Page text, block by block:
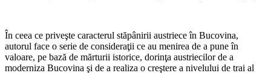
În ceea ce priveşte caracterul stăpânirii austriece în Bucovina,
autorul face o serie de consideraţii ce au menirea de a pune în
valoare, pe bază de mărturii istorice, dorinţa austriecilor de a
moderniza Buco­vina şi de a realiza o creştere a nivelului de trai al